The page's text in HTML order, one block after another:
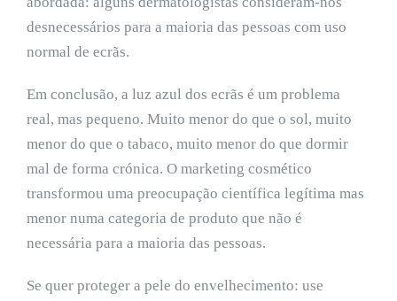
desnecessários para a maioria das pessoas com uso
normal de ecrãs.
Em conclusão, a luz azul dos ecrãs é um problema
real, mas pequeno. Muito menor do que o sol, muito
menor do que o tabaco, muito menor do que dormir
mal de forma crónica. O marketing cosmético
transformou uma preocupação científica legítima mas
menor numa categoria de produto que não é
necessária para a maioria das pessoas.
Se quer proteger a pele do envelhecimento: use